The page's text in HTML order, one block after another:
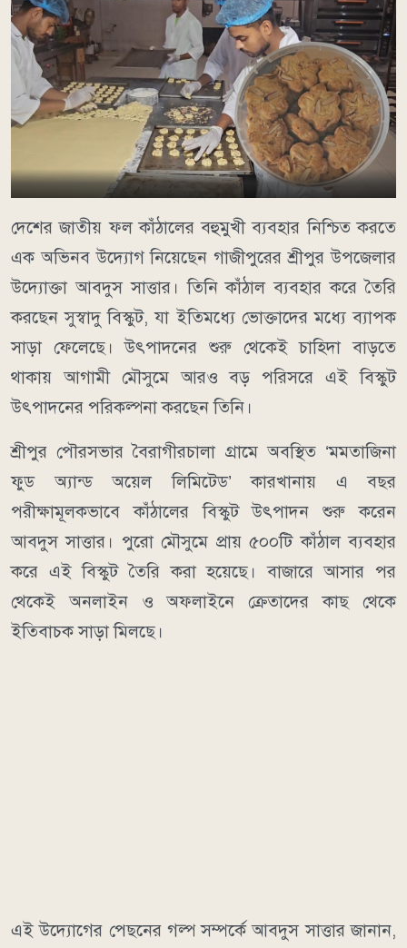
দেশের জাতীয় ফল কাঁঠালের বহুমুখী ব্যবহার নিশ্চিত করতে
এক অভিনব উদ্যোগ নিয়েছেন গাজীপুরের শ্রীপুর উপজেলার
উদ্যোক্তা আবদুস সাত্তার। তিনি কাঁঠাল ব্যবহার করে তৈরি
করছেন সুস্বাদু বিস্কুট, যা ইতিমধ্যে ভোক্তাদের মধ্যে ব্যাপক
সাড়া ফেলেছে। উৎপাদনের শুরু থেকেই চাহিদা বাড়তে
থাকায় আগামী মৌসুমে আরও বড় পরিসরে এই বিস্কুট
উৎপাদনের পরিকল্পনা করছেন তিনি।
শ্রীপুর পৌরসভার বৈরাগীরচালা গ্রামে অবস্থিত ‘মমতাজিনা
ফুড অ্যান্ড অয়েল লিমিটেড’ কারখানায় এ বছর
পরীক্ষামূলকভাবে কাঁঠালের বিস্কুট উৎপাদন শুরু করেন
আবদুস সাত্তার। পুরো মৌসুমে প্রায় ৫০০টি কাঁঠাল ব্যবহার
করে এই বিস্কুট তৈরি করা হয়েছে। বাজারে আসার পর
থেকেই অনলাইন ও অফলাইনে ক্রেতাদের কাছ থেকে
ইতিবাচক সাড়া মিলছে।
এই উদ্যোগের পেছনের গল্প সম্পর্কে আবদুস সাত্তার জানান,